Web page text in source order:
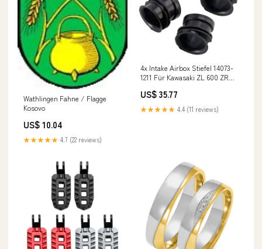
Wathlingen Fahne / Flagge
Kosovo
US$ 10.04
★★★★★ 4.7 (22 reviews)
4x Intake Airbox Stiefel 14073-
1211 Für Kawasaki ZL 600 ZR
Car Other Air & Fuel Delivery
US$ 35.77
★★★★★ 4.4 (11 reviews)